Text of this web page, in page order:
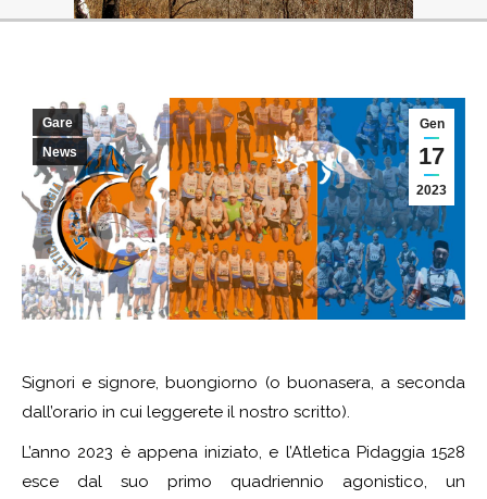
Gen
17
2023
Gare
News
Signori e signore, buongiorno (o buonasera, a seconda
dall’orario in cui leggerete il nostro scritto).
L’anno 2023 è appena iniziato, e l’Atletica Pidaggia 1528
esce dal suo primo quadriennio agonistico, un